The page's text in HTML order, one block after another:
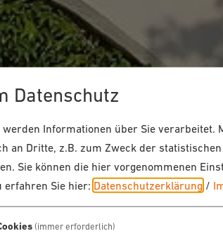
Datenschutz
Informationen über Sie verarbeitet.
an Dritte, z.B. zum Zweck der statistischen
Sie können die hier vorgenommenen
erfahren Sie hier: Datenschutzerklärung /
(immer erforderlich)